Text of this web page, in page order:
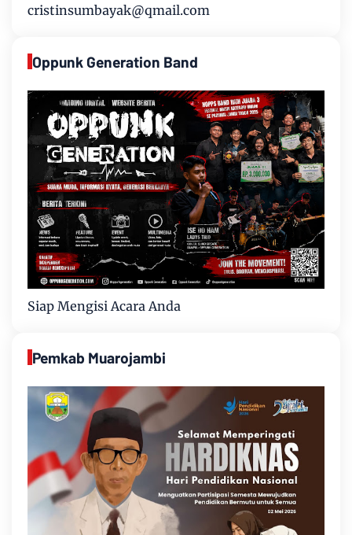
cristinsumbayak@qmail.com
Oppunk Generation Band
Siap Mengisi Acara Anda
Pemkab Muarojambi